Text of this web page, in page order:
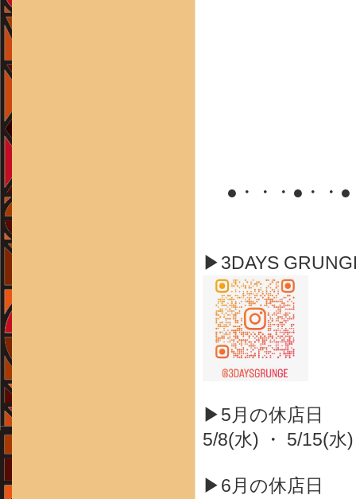
●・・・●・・
▶3DAYS
▶5月の休店日
5/8(水) ・ 5/15(水
▶6月の休店日